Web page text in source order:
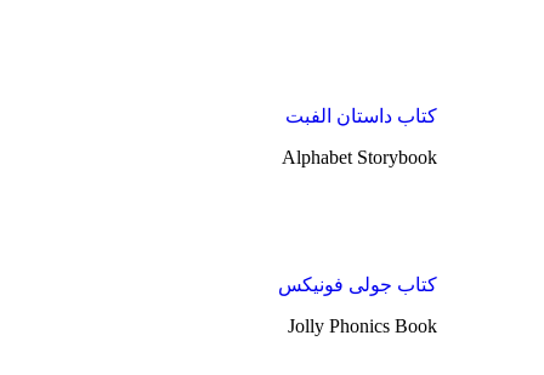
کتاب داستان الفبت
Alphabet Storybook
کتاب جولی فونیکس
Jolly Phonics Book